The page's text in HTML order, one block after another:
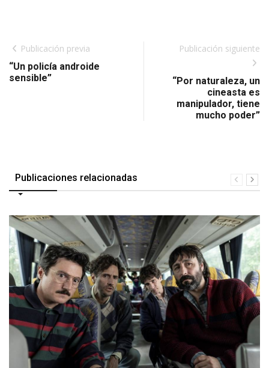
Publicación previa
“Un policía androide
sensible”
Publicación siguiente
“Por naturaleza, un
cineasta es
manipulador, tiene
mucho poder”
Publicaciones relacionadas